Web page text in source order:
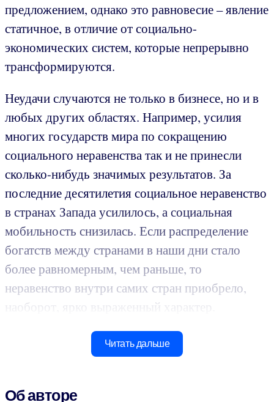
предложением, однако это равновесие – явление
статичное, в отличие от социально-
экономических систем, которые непрерывно
трансформируются.
Неудачи случаются не только в бизнесе, но и в
любых других областях. Например, усилия
многих государств мира по сокращению
социального неравенства так и не принесли
сколько-нибудь значимых результатов. За
последние десятилетия социальное неравенство
в странах Запада усилилось, а социальная
мобильность снизилась. Если распределение
богатств между странами в наши дни стало
более равномерным, чем раньше, то
неравенство внутри самих стран приобрело,
наоборот, ярко выраженный характер.
Читать дальше
Об авторе